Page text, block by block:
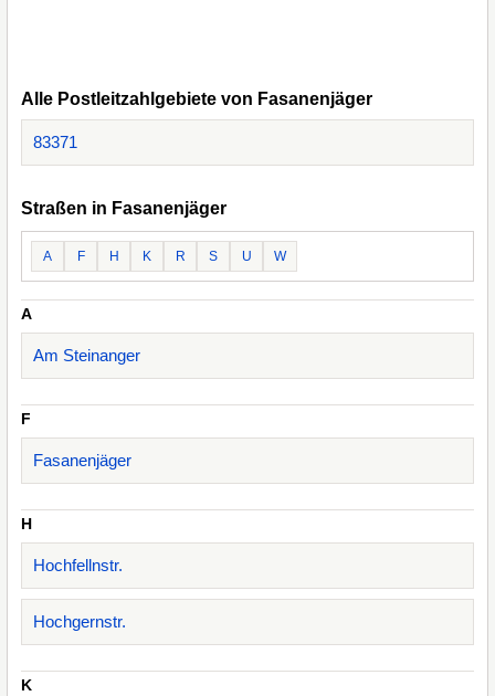
Alle Postleitzahlgebiete von Fasanenjäger
83371
Straßen in Fasanenjäger
A F H K R S U W
A
Am Steinanger
F
Fasanenjäger
H
Hochfellnstr.
Hochgernstr.
K